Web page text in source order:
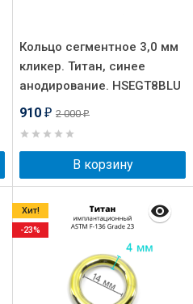
Кольцо сегментное 3,0 мм
кликер. Титан, синее
анодирование. HSEGT8BLU
910 ₽ 2 000₽
В корзину
Хит!
-23%